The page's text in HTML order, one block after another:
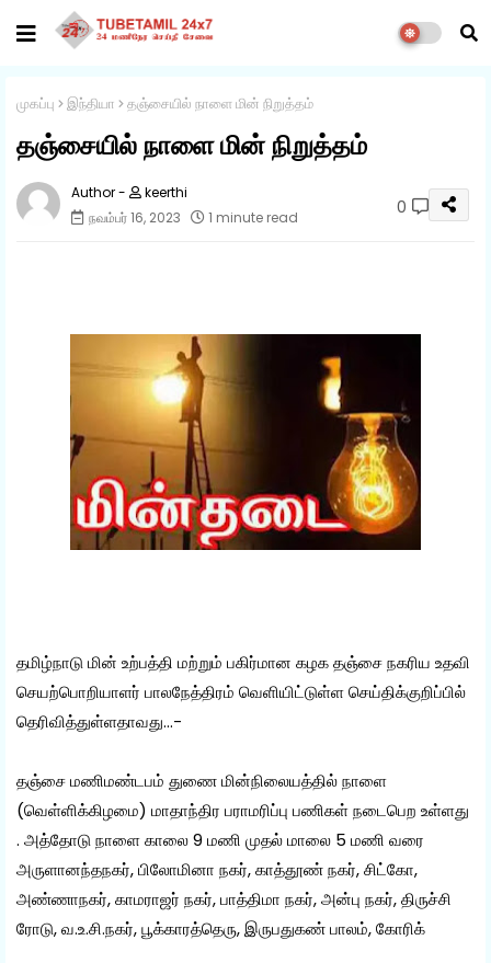
முகப்பு இந்தியா தஞ்சையில் நாளை மின் நிறுத்தம்
தஞ்சையில் நாளை மின் நிறுத்தம்
keerthi
நவம்பர் 16, 2023
1 minute read 0
தமிழ்நாடு மின் உற்பத்தி மற்றும் பகிர்மான கழக தஞ்சை நகரிய உதவி
செயற்பொறியாளர் பாலநேத்திரம் வெளியிட்டுள்ள செய்திக்குறிப்பில்
தெரிவித்துள்ளதாவது...-
தஞ்சை மணிமண்டபம் துணை மின்நிலையத்தில் நாளை
(வெள்ளிக்கிழமை) மாதாந்திர பராமரிப்பு பணிகள் நடைபெற உள்ளது
. அத்தோடு நாளை காலை 9 மணி முதல் மாலை 5 மணி வரை
அருளானந்தநகர், பிலோமினா நகர், காத்தூண் நகர், சிட்கோ,
அண்ணாநகர், காமராஜர் நகர், பாத்திமா நகர், அன்பு நகர், திருச்சி
ரோடு, வ.உ.சி.நகர், பூக்காரத்தெரு, இருபதுகண் பாலம், கோரிக்